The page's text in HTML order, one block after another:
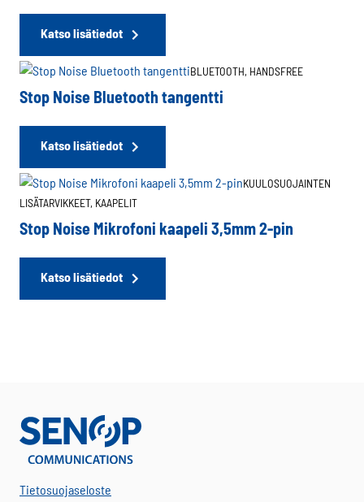
Katso lisätiedot
BLUETOOTH, HANDSFREE
Stop Noise Bluetooth tangentti
Katso lisätiedot
KUULOSUOJAINTEN
LISÄTARVIKKEET, KAAPELIT
Stop Noise Mikrofoni kaapeli 3,5mm 2-pin
Katso lisätiedot
Tietosuojaseloste